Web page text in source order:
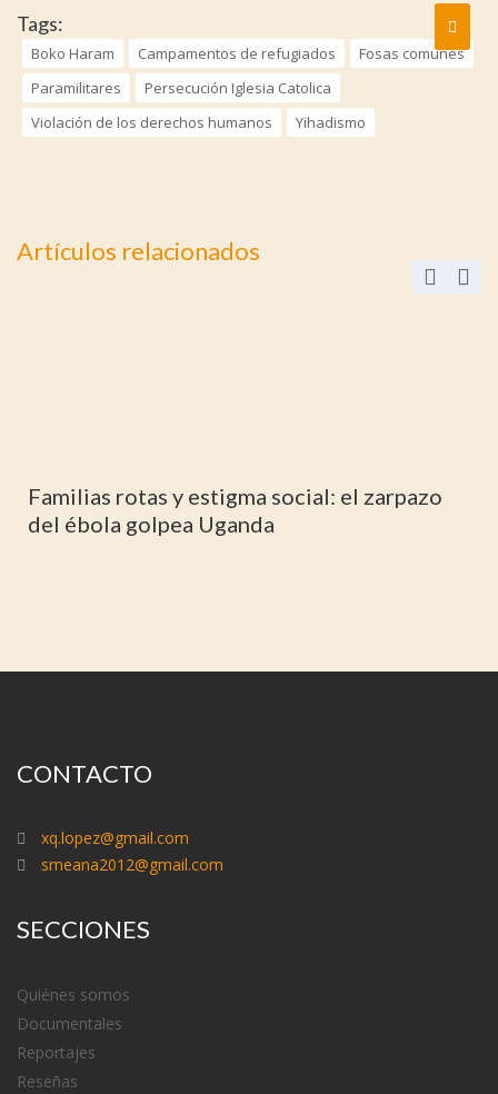
Tags:
Boko Haram Campamentos de refugiados
Fosas comunes
Paramilitares
Persecución Iglesia Catolica
Violación de los derechos humanos
Yihadismo
Artículos relacionados
Familias rotas y estigma social: el zarpazo
del ébola golpea Uganda
CONTACTO
xq.lopez@gmail.com
smeana2012@gmail.com
SECCIONES
Quiénes somos
Documentales
Reportajes
Reseñas